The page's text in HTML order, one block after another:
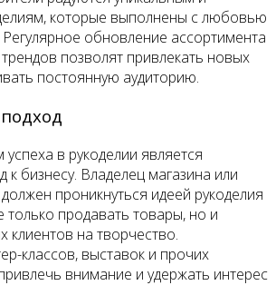
которые выполнены с любовью
обновление ассортимента
трендов позволят привлекать новых
постоянную аудиторию.
в рукоделии является
к бизнесу. Владелец магазина или
проникнуться идеей рукоделия
продавать товары, но и
клиентов на творчество.
классов, выставок и прочих
внимание и удержать интерес